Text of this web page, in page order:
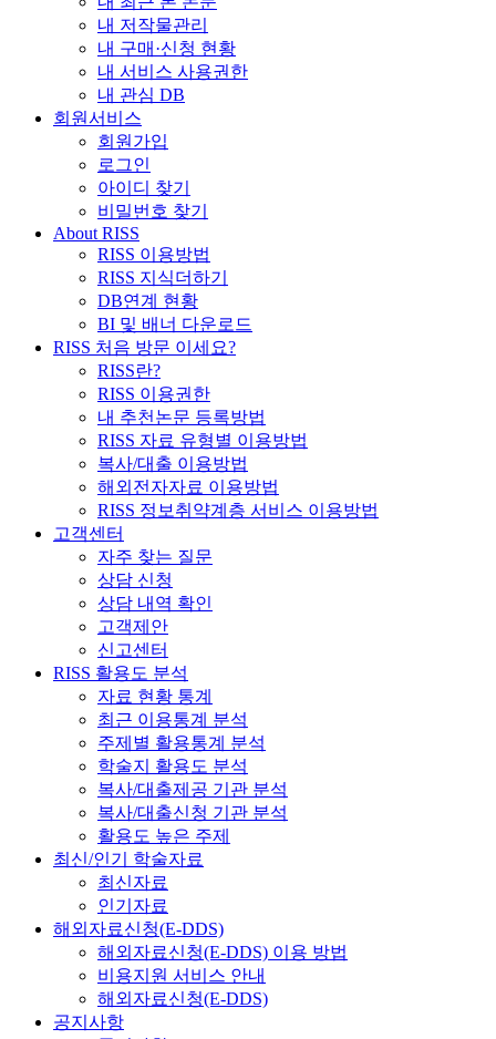
내 저작물관리
내 구매·신청 현황
내 서비스 사용권한
내 관심 DB
회원서비스
회원가입
로그인
아이디 찾기
비밀번호 찾기
About RISS
RISS 이용방법
RISS 지식더하기
DB연계 현황
BI 및 배너 다운로드
RISS 처음 방문 이세요?
RISS란?
RISS 이용권한
내 추천논문 등록방법
RISS 자료 유형별 이용방법
복사/대출 이용방법
해외전자자료 이용방법
RISS 정보취약계층 서비스 이용방법
고객센터
자주 찾는 질문
상담 신청
상담 내역 확인
고객제안
신고센터
RISS 활용도 분석
자료 현황 통계
최근 이용통계 분석
주제별 활용통계 분석
학술지 활용도 분석
복사/대출제공 기관 분석
복사/대출신청 기관 분석
활용도 높은 주제
최신/인기 학술자료
최신자료
인기자료
해외자료신청(E-DDS)
해외자료신청(E-DDS) 이용 방법
비용지원 서비스 안내
해외자료신청(E-DDS)
공지사항